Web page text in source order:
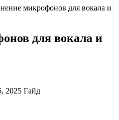
микрофонов для вокала и
для вокала и
2025 Гайд